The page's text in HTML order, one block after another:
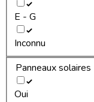
E - G
Inconnu
Panneaux solaires
Oui